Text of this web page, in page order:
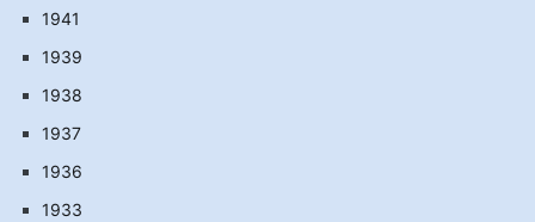
1941
1939
1938
1937
1936
1933